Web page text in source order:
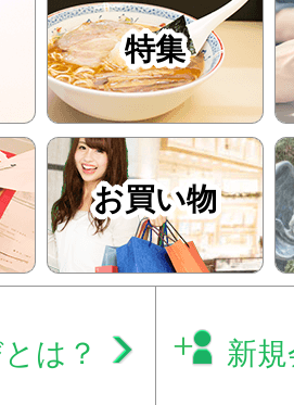
特集
お買い物
は？ 新